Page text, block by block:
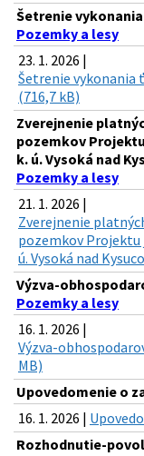
Šetrenie vykonania
Pozemky a lesy
23. 1. 2026 |
Šetrenie vykonania
(716,7 kB)
Zverejnenie
pozemkov
k. ú. Vysoká nad
Pozemky a lesy
21. 1. 2026 |
Zverejnenie
pozemkov Projektu
ú. Vysoká nad
Výzva-
Pozemky a lesy
16. 1. 2026 |
Výzva-
MB)
Upovedomenie o
16. 1. 2026 |
Rozhodnutie-